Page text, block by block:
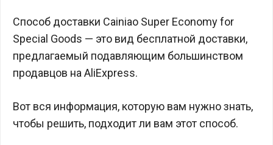
Способ доставки Cainiao Super Economy for
Special Goods — это вид бесплатной доставки,
предлагаемый подавляющим большинством
продавцов на AliExpress.
Вот вся информация, которую вам нужно знать,
чтобы решить, подходит ли вам этот способ.